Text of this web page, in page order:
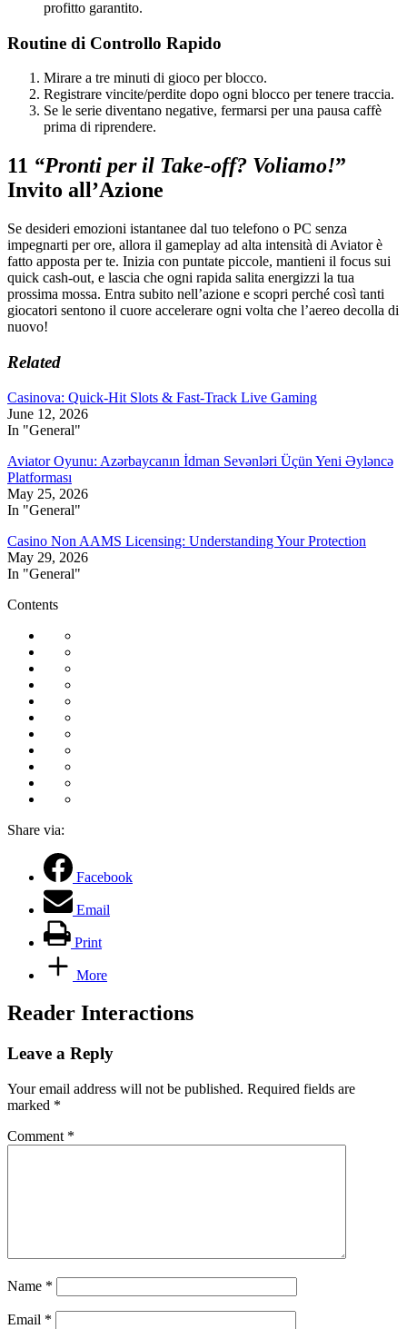
profitto garantito.
Routine di Controllo Rapido
Mirare a tre minuti di gioco per blocco.
Registrare vincite/perdite dopo ogni blocco per tenere traccia.
Se le serie diventano negative, fermarsi per una pausa caffè
prima di riprendere.
11 “Pronti per il Take‑off? Voliamo!”
Invito all’Azione
Se desideri emozioni istantanee dal tuo telefono o PC senza
impegnarti per ore, allora il gameplay ad alta intensità di Aviator è
fatto apposta per te. Inizia con puntate piccole, mantieni il focus sui
quick cash‑out, e lascia che ogni rapida salita energizzi la tua
prossima mossa. Entra subito nell’azione e scopri perché così tanti
giocatori sentono il cuore accelerare ogni volta che l’aereo decolla di
nuovo!
Related
Casinova: Quick‑Hit Slots & Fast‑Track Live Gaming
June 12, 2026
In "General"
Aviator Oyunu: Azərbaycanın İdman Sevənləri Üçün Yeni Əyləncə
Platforması
May 25, 2026
In "General"
Casino Non AAMS Licensing: Understanding Your Protection
May 29, 2026
In "General"
Contents
Share via:
Facebook
Email
Print
More
Reader Interactions
Leave a Reply
Your email address will not be published. Required fields are
marked *
Comment *
Name *
Email *